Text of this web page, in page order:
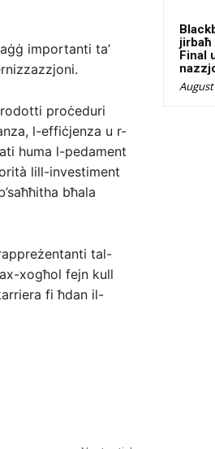
importanti ta’
proċeduri
l-effiċjenza u r-
huma l-pedament
lill-investiment
bħala
tal-
xogħol fejn kull
fi ħdan il-
jirbaħ
Final
August